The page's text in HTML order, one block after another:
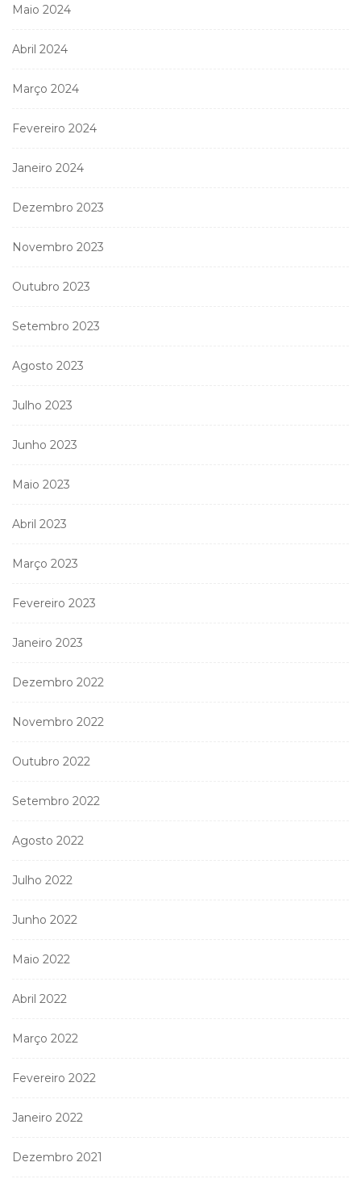
Maio 2024
Abril 2024
Março 2024
Fevereiro 2024
Janeiro 2024
Dezembro 2023
Novembro 2023
Outubro 2023
Setembro 2023
Agosto 2023
Julho 2023
Junho 2023
Maio 2023
Abril 2023
Março 2023
Fevereiro 2023
Janeiro 2023
Dezembro 2022
Novembro 2022
Outubro 2022
Setembro 2022
Agosto 2022
Julho 2022
Junho 2022
Maio 2022
Abril 2022
Março 2022
Fevereiro 2022
Janeiro 2022
Dezembro 2021